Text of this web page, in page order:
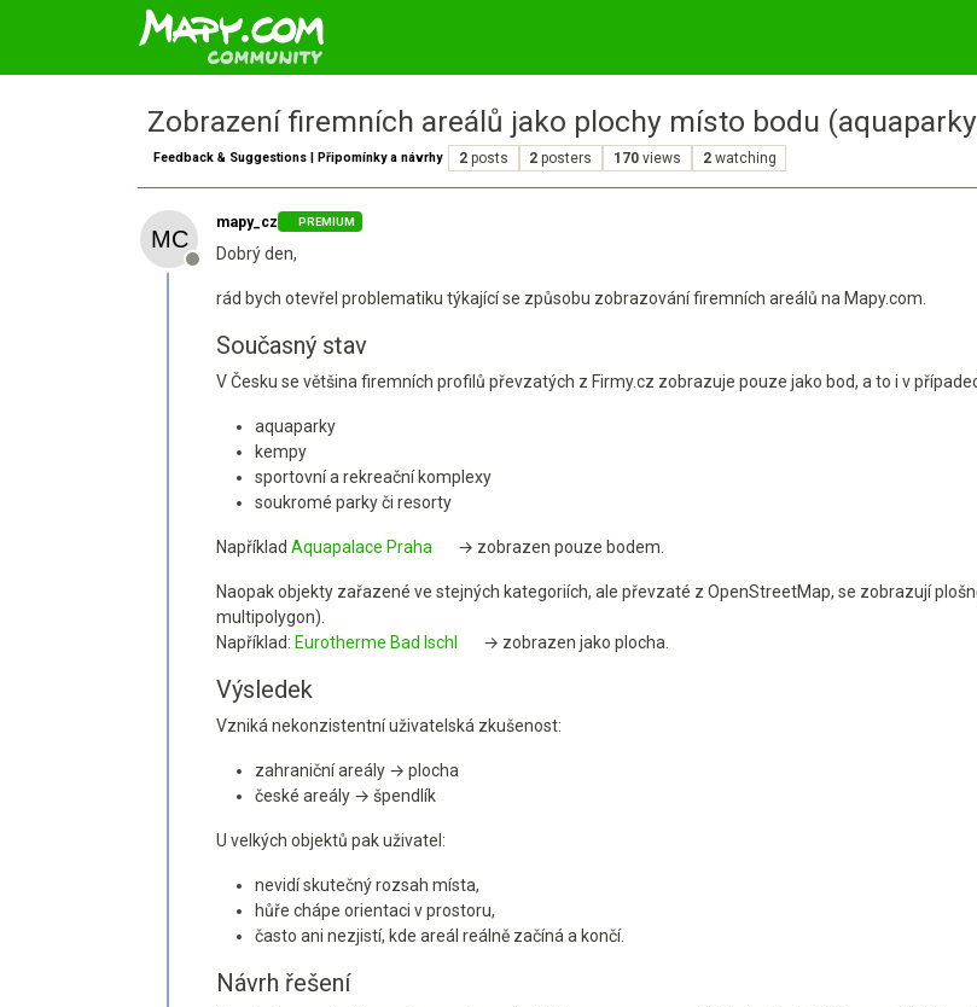
Zobrazení firemních areálů jako plochy místo bodu
Feedback & Suggestions | Připomínky a návrhy 2 posts 2 posters 170 views 2 watching
Offline
mapy_cz PREMIUM
Dobrý den,
rád bych otevřel problematiku týkající se způsobu zobrazování firemních areálů na Mapy.com.
Současný stav
V Česku se většina firemních profilů převzatých z Firmy.cz zobrazuje pouze jako bod, a to i v
aquaparky
kempy
sportovní a rekreační komplexy
soukromé parky či resorty
Například Aquapalace Praha → zobrazen pouze bodem.
Naopak objekty zařazené ve stejných kategoriích, ale převzaté z OpenStreetMap, se zobrazují
multipolygon).
Například: Eurotherme Bad Ischl → zobrazen jako plocha.
Výsledek
Vzniká nekonzistentní uživatelská zkušenost:
zahraniční areály → plocha
české areály → špendlík
U velkých objektů pak uživatel:
nevidí skutečný rozsah místa,
hůře chápe orientaci v prostoru,
často ani nezjistí, kde areál reálně začíná a končí.
Návrh řešení